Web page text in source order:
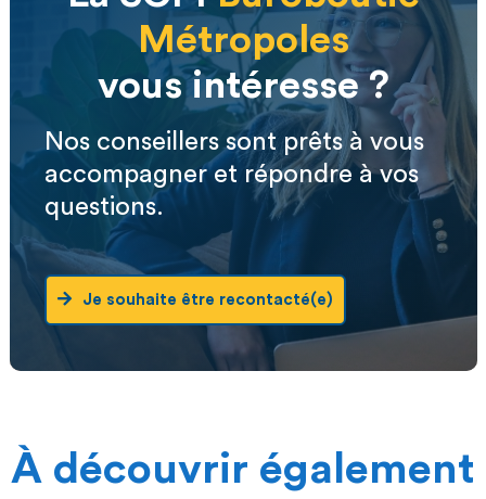
Métropoles
vous intéresse ?
Nos conseillers sont prêts à vous
accompagner et répondre à vos
questions.
Je souhaite être recontacté(e)
À découvrir également